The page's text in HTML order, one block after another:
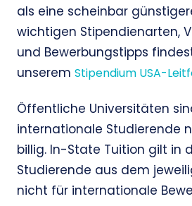
als eine scheinbar
wichtigen Stipendienarten,
und Bewerbungstipps
unserem Stipendium USA-
Öffentliche Universitäten
internationale Studierende
billig. In-State Tuition gilt in
Studierende aus dem
nicht für internationale